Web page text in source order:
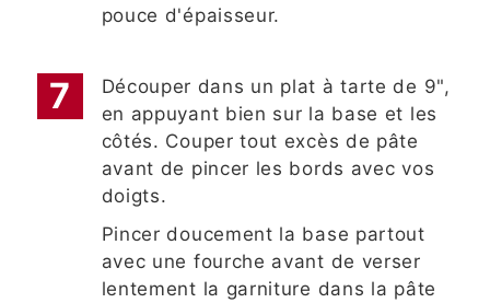
pouce d'épaisseur.
Découper dans un plat à tarte de 9",
en appuyant bien sur la base et les
côtés. Couper tout excès de pâte
avant de pincer les bords avec vos
doigts.
Pincer doucement la base partout
avec une fourche avant de verser
lentement la garniture dans la pâte